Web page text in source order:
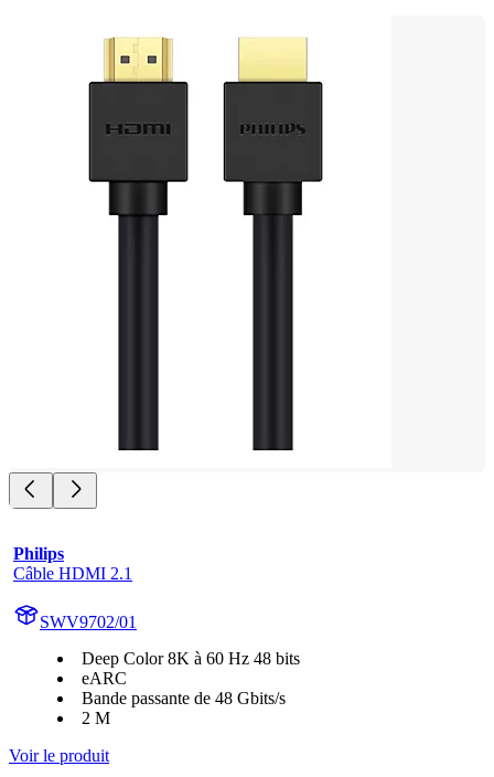
Philips
Câble HDMI 2.1
SWV9702/01
Deep Color 8K à 60 Hz 48 bits
eARC
Bande passante de 48 Gbits/s
2 M
Voir le produit